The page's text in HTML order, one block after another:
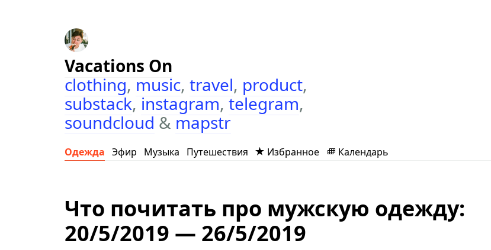
Vacations On
clothing,music, travel, product,
substack,instagram,telegram,
soundcloud&mapstr
Одежда Эфир Музыка Путешествия Избранное Календарь
Что почитать про мужскую одежду:
20/5/2019 — 26/5/2019